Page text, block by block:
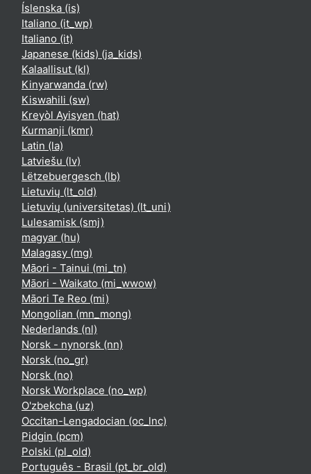
Íslenska ‎(is)‎
Italiano ‎(it_wp)‎
Italiano ‎(it)‎
Japanese (kids) ‎(ja_kids)‎
Kalaallisut ‎(kl)‎
Kinyarwanda ‎(rw)‎
Kiswahili ‎(sw)‎
Kreyòl Ayisyen ‎(hat)‎
Kurmanji ‎(kmr)‎
Latin ‎(la)‎
Latviešu ‎(lv)‎
Lëtzebuergesch ‎(lb)‎
Lietuvių ‎(lt_old)‎
Lietuvių (universitetas) ‎(lt_uni)‎
Lulesamisk ‎(smj)‎
magyar ‎(hu)‎
Malagasy ‎(mg)‎
Māori - Tainui ‎(mi_tn)‎
Māori - Waikato ‎(mi_wwow)‎
Māori Te Reo ‎(mi)‎
Mongolian ‎(mn_mong)‎
Nederlands ‎(nl)‎
Norsk - nynorsk ‎(nn)‎
Norsk ‎(no_gr)‎
Norsk ‎(no)‎
Norsk Workplace ‎(no_wp)‎
O'zbekcha ‎(uz)‎
Occitan-Lengadocian ‎(oc_lnc)‎
Pidgin ‎(pcm)‎
Polski ‎(pl_old)‎
Português - Brasil ‎(pt_br_old)‎